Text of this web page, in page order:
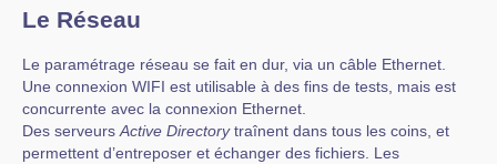
Le Réseau
Le paramétrage réseau se fait en dur, via un câble Ethernet.
Une connexion WIFI est utilisable à des fins de tests, mais est
concurrente avec la connexion Ethernet.
Des serveurs Active Directorytraînent dans tous les coins, et
permettent d’entreposer et échanger des fichiers. Les